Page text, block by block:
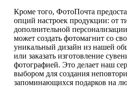
Кроме того, ФотоПочта
опций настроек продукции: от
дополнительной
может создать фотомагнит со
уникальный дизайн из нашей
или заказать изготовление
фотографией. Это делает наш
выбором для создания
запоминающихся подарков на